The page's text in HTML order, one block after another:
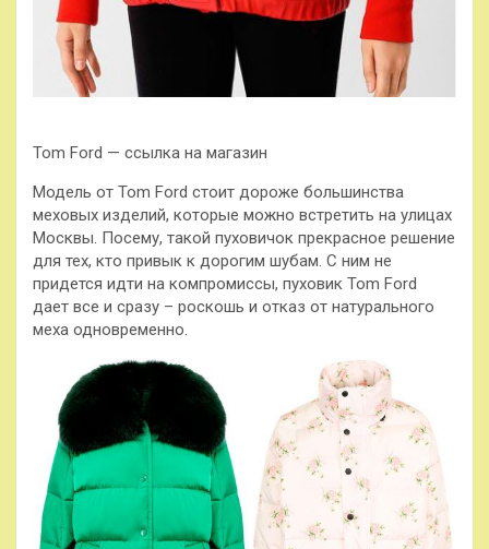
Tom Ford — ссылка на магазин
Модель от Tom Ford стоит дороже большинства
меховых изделий, которые можно встретить на улицах
Москвы. Посему, такой пуховичок прекрасное решение
для тех, кто привык к дорогим шубам. С ним не
придется идти на компромиссы, пуховик Tom Ford
дает все и сразу – роскошь и отказ от натурального
меха одновременно.